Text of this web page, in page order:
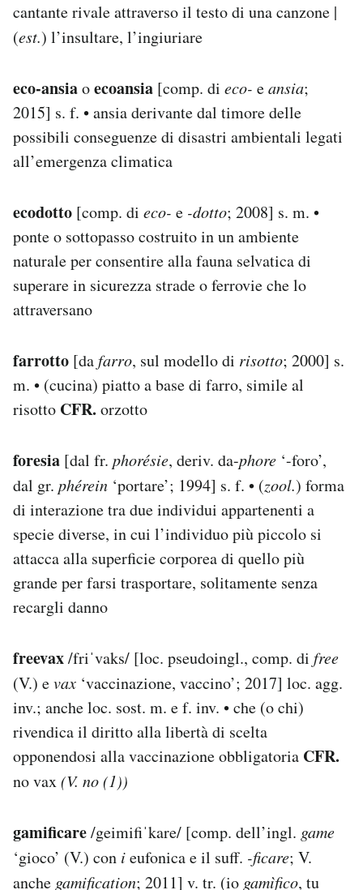
cantante rivale attraverso il testo di una canzone |
(est.) l’insultare, l’ingiuriare
eco-ansiaoecoansia [comp. di eco- eansia;
2015] s. f. • ansia derivante dal timore delle
possibili conseguenze di disastri ambientali legati
all’emergenza climatica
ecodotto [comp. di eco- e -dotto; 2008] s. m. •
ponte o sottopasso costruito in un ambiente
naturale per consentire alla fauna selvatica di
superare in sicurezza strade o ferrovie che lo
attraversano
farrotto [dafarro, sul modello di risotto; 2000] s.
m. • (cucina) piatto a base di farro, simile al
risotto CFR. orzotto
foresia [dal fr. phorésie, deriv. da-phore ‘-foro’,
dal gr. phérein ‘portare’; 1994] s. f. • (zool.) forma
di interazione tra due individui appartenenti a
specie diverse, in cui l’individuo più piccolo si
attacca alla superficie corporea di quello più
grande per farsi trasportare, solitamente senza
recargli danno
freevax/friˈvaks/ [loc. pseudoingl., comp. di free
(V.) evax ‘vaccinazione, vaccino’; 2017] loc. agg.
inv.; anche loc. sost. m. e f. inv. • che (o chi)
rivendica il diritto alla libertà di scelta
opponendosi alla vaccinazione obbligatoria CFR.
no vax(V. no (1))
gamificare/geimifiˈkare/ [comp. dell’ingl. game
‘gioco’ (V.) con ieufonica e il suff. -ficare; V.
anche gamification; 2011] v. tr. (io gamìfico, tu